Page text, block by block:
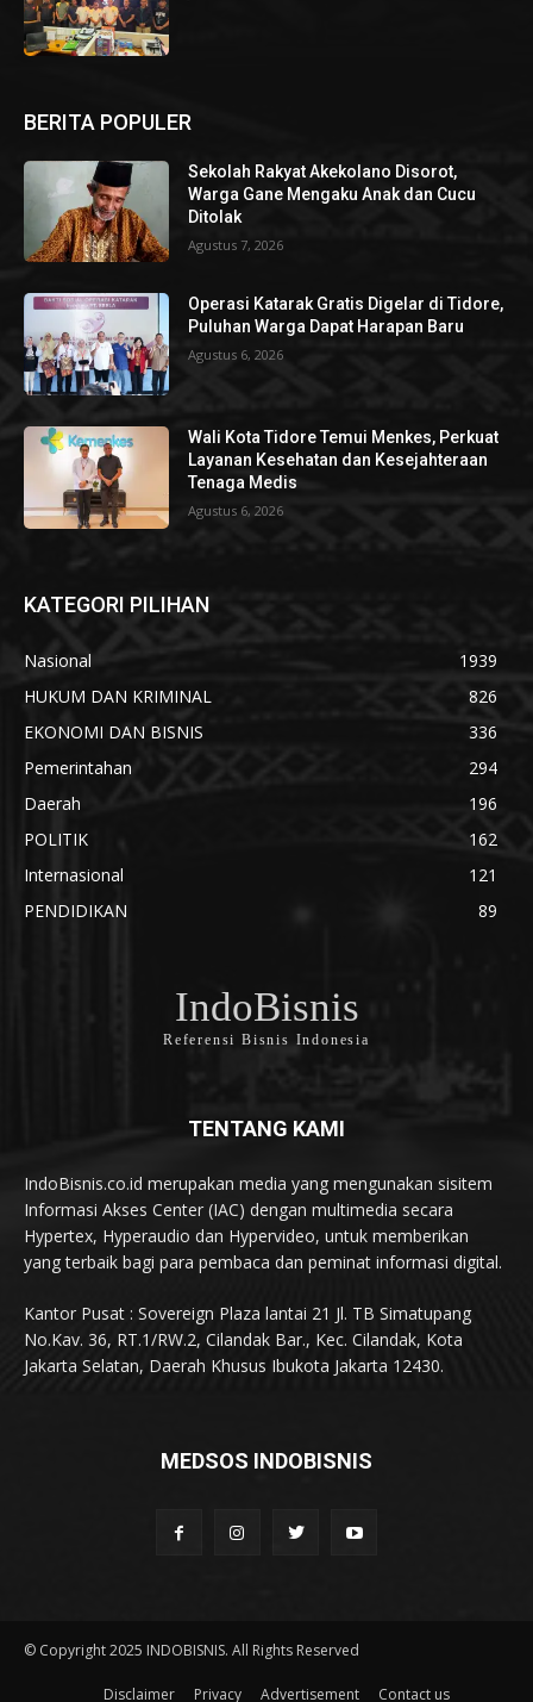
BERITA POPULER
Sekolah Rakyat Akekolano Disorot,
Warga Gane Mengaku Anak dan Cucu
Ditolak
Agustus 7, 2026
Operasi Katarak Gratis Digelar di Tidore,
Puluhan Warga Dapat Harapan Baru
Agustus 6, 2026
Wali Kota Tidore Temui Menkes, Perkuat
Layanan Kesehatan dan Kesejahteraan
Tenaga Medis
Agustus 6, 2026
KATEGORI PILIHAN
Nasional
1939
HUKUM DAN KRIMINAL
826
EKONOMI DAN BISNIS
336
Pemerintahan
294
Daerah
196
POLITIK
162
Internasional
121
PENDIDIKAN
89
IndoBisnis
Referensi Bisnis Indonesia
TENTANG KAMI
IndoBisnis.co.id merupakan media yang mengunakan sisitem
Informasi Akses Center (IAC) dengan multimedia secara
Hypertex, Hyperaudio dan Hypervideo, untuk memberikan
yang terbaik bagi para pembaca dan peminat informasi digital.
Kantor Pusat : Sovereign Plaza lantai 21 Jl. TB Simatupang
No.Kav. 36, RT.1/RW.2, Cilandak Bar., Kec. Cilandak, Kota
Jakarta Selatan, Daerah Khusus Ibukota Jakarta 12430.
MEDSOS INDOBISNIS
© Copyright 2025 INDOBISNIS. All Rights Reserved
Disclaimer Privacy Advertisement Contact us